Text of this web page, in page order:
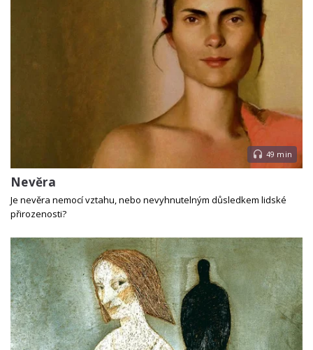
49 min
Nevěra
Je nevěra nemocí vztahu, nebo nevyhnutelným důsledkem lidské
přirozenosti?